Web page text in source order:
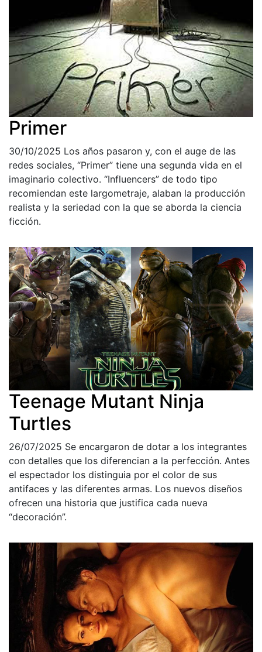
Primer
30/10/2025 Los años pasaron y, con el auge de las
redes sociales, “Primer” tiene una segunda vida en el
imaginario colectivo. “Influencers” de todo tipo
recomiendan este largometraje, alaban la producción
realista y la seriedad con la que se aborda la ciencia
ficción.
Teenage Mutant Ninja
Turtles
26/07/2025 Se encargaron de dotar a los integrantes
con detalles que los diferencian a la perfección. Antes
el espectador los distinguia por el color de sus
antifaces y las diferentes armas. Los nuevos diseños
ofrecen una historia que justifica cada nueva
“decoración”.